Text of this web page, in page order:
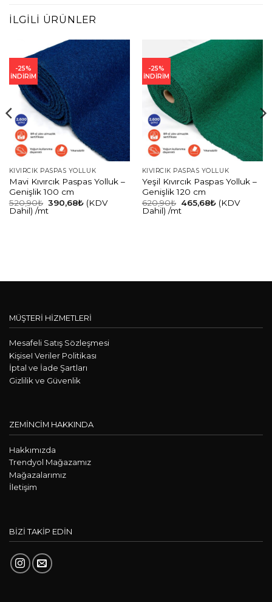
İLGILI ÜRÜNLER
-25%
İNDİRİM
KIVIRCIK PASPAS YOLLUK
Mavi Kıvırcık Paspas Yolluk –
Genişlik 100 cm
520,90₺ 390,68₺ (KDV
Dahil) /mt
-25%
İNDİRİM
KIVIRCIK PASPAS YOLLUK
Yeşil Kıvırcık Paspas Yolluk –
Genişlik 120 cm
620,90₺ 465,68₺ (KDV
Dahil) /mt
MÜŞTERİ HİZMETLERİ
Mesafeli Satış Sözleşmesi
KişiseI Veriler Politikası
İptal ve İade Şartları
Gizlilik ve Güvenlik
ZEMİNCİM HAKKINDA
Hakkımızda
Trendyol Mağazamız
Mağazalarımız
İletişim
BİZİ TAKİP EDİN